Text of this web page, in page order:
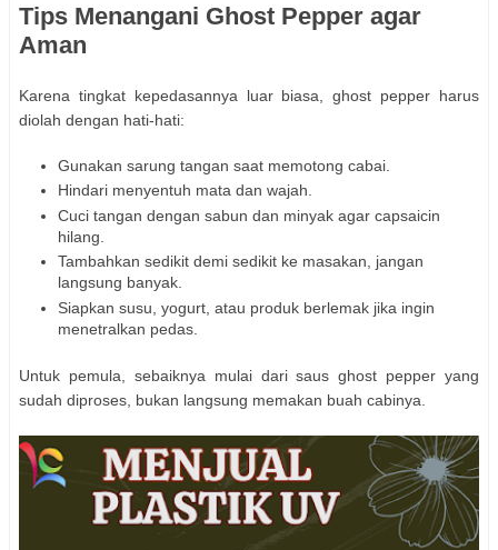
Tips Menangani Ghost Pepper agar
Aman
Karena tingkat kepedasannya luar biasa, ghost pepper harus
diolah dengan hati-hati:
Gunakan sarung tangan saat memotong cabai.
Hindari menyentuh mata dan wajah.
Cuci tangan dengan sabun dan minyak agar capsaicin
hilang.
Tambahkan sedikit demi sedikit ke masakan, jangan
langsung banyak.
Siapkan susu, yogurt, atau produk berlemak jika ingin
menetralkan pedas.
Untuk pemula, sebaiknya mulai dari saus ghost pepper yang
sudah diproses, bukan langsung memakan buah cabinya.